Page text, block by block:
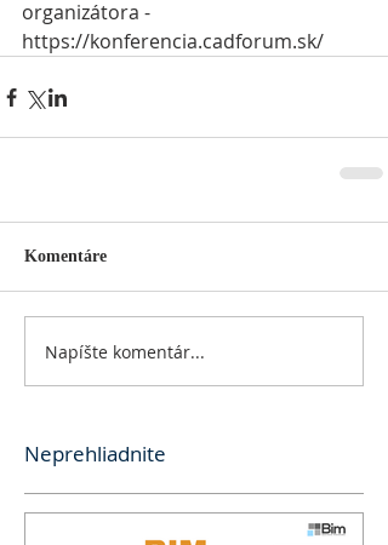
organizátora -
https://konferencia.cadforum.sk/
Komentáre
Napíšte komentár...
Neprehliadnite